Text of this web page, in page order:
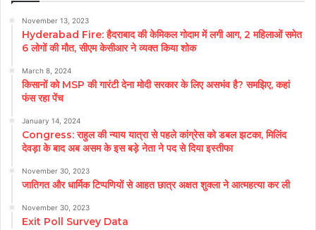
November 13, 2023
Hyderabad Fire: हैदराबाद की केमिकल गोदाम में लगी आग, 2 महिलाओं समेत
6 लोगों की मौत, सीएम केसीआर ने व्यक्त किया शोक
March 8, 2024
किसानों को MSP की गारंटी देना मोदी सरकार के लिए असभंव है? समझिए, कहां
फंस रहा पेंच
January 14, 2024
Congress: राहुल की न्याय यात्रा से पहले कांग्रेस को डबल झटका, मिलिंद
देवड़ा के बाद अब असम के इस बड़े नेता ने पद से दिया इस्तीफा
November 30, 2023
जातिगत और धार्मिक टिप्पणियों से आहत छात्र अक्षत शुक्ला ने आत्महत्या कर ली
November 30, 2023
Exit Poll Survey Data